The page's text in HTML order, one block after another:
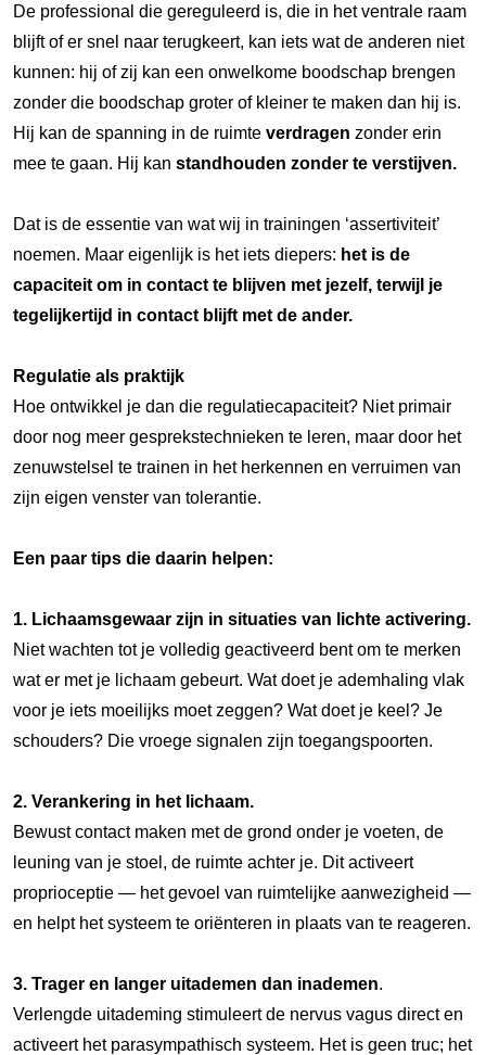
De professional die gereguleerd is, die in het ventrale raam
blijft of er snel naar terugkeert, kan iets wat de anderen niet
kunnen: hij of zij kan een onwelkome boodschap brengen
zonder die boodschap groter of kleiner te maken dan hij is.
Hij kan de spanning in de ruimte verdragen zonder erin
mee te gaan. Hij kan standhouden zonder te verstijven.
Dat is de essentie van wat wij in trainingen ‘assertiviteit’
noemen. Maar eigenlijk is het iets diepers: het is de
capaciteit om in contact te blijven met jezelf, terwijl je
tegelijkertijd in contact blijft met de ander.
Regulatie als praktijk
Hoe ontwikkel je dan die regulatiecapaciteit? Niet primair
door nog meer gesprekstechnieken te leren, maar door het
zenuwstelsel te trainen in het herkennen en verruimen van
zijn eigen venster van tolerantie.
Een paar tips die daarin helpen:
1. Lichaamsgewaar zijn in situaties van lichte activering.
Niet wachten tot je volledig geactiveerd bent om te merken
wat er met je lichaam gebeurt. Wat doet je ademhaling vlak
voor je iets moeilijks moet zeggen? Wat doet je keel? Je
schouders? Die vroege signalen zijn toegangspoorten.
2. Verankering in het lichaam.
Bewust contact maken met de grond onder je voeten, de
leuning van je stoel, de ruimte achter je. Dit activeert
proprioceptie — het gevoel van ruimtelijke aanwezigheid —
en helpt het systeem te oriënteren in plaats van te reageren.
3. Trager en langer uitademen dan inademen.
Verlengde uitademing stimuleert de nervus vagus direct en
activeert het parasympathisch systeem. Het is geen truc; het